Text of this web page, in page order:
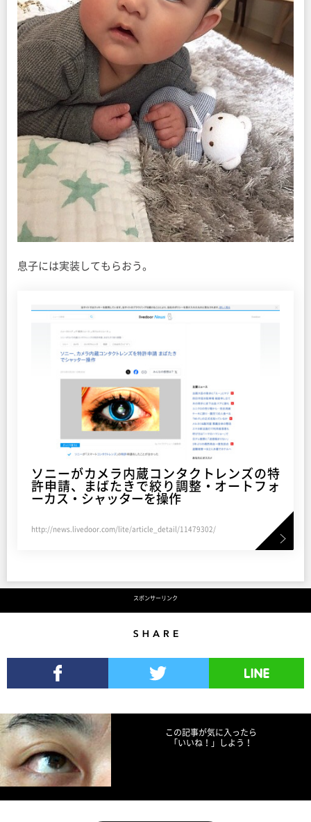
息子には実装してもらおう。
ソニーがカメラ内蔵コンタクトレンズの特
許申請、まばたきで絞り調整・オートフォ
ーカス・シャッターを操作
http://news.livedoor.com/lite/article_detail/11479302/
スポンサーリンク
この記事が気に入ったら
「いいね！」しよう！